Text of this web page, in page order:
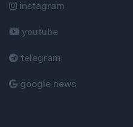
instagram
youtube
telegram
google news